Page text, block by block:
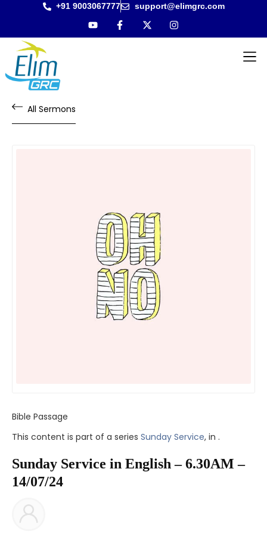
+91 9003067777 support@elimgrc.com
All Sermons
Bible Passage
This content is part of a series Sunday Service, in .
Sunday Service in English – 6.30AM –
14/07/24